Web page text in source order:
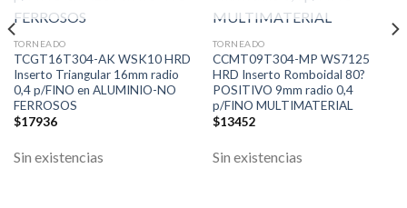
TORNEADO
TCGT16T304-AK WSK10 HRD
Inserto Triangular 16mm radio
0,4 p/FINO en ALUMINIO-NO
FERROSOS
$17936
Sin existencias
TORNEADO
CCMT09T304-MP WS7125
HRD Inserto Romboidal 80?
POSITIVO 9mm radio 0,4
p/FINO MULTIMATERIAL
$13452
Sin existencias